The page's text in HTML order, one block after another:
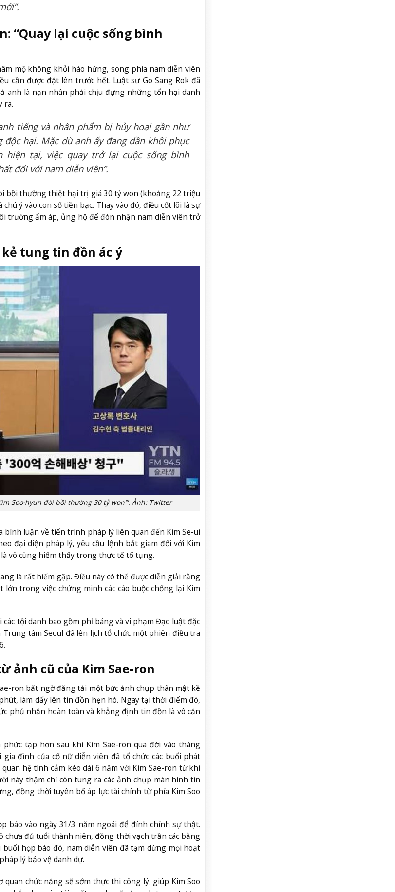
“Quay lại cuộc sống bình
mộ không khỏi hào hứng, song phía nam diễn viên
cần được đặt lên trước hết. Luật sư Go Sang Rok đã
anh là nạn nhân phải chịu đựng những tổn hại danh
ra.
tiếng và nhân phẩm bị hủy hoại gần như
hại. Mặc dù anh ấy đang dần khôi phục
tại, việc quay trở lại cuộc sống bình
đối với nam diễn viên”.
bồi thường thiệt hại trị giá 30 tỷ won (khoảng 22 triệu
ý vào con số tiền bạc. Thay vào đó, điều cốt lõi là sự
trường ấm áp, ủng hộ để đón nhận nam diễn viên trở
tung tin đồn ác ý
Soo-hyun đòi bồi thường 30 tỷ won’”. Ảnh: Twitter
luận về tiến trình pháp lý liên quan đến Kim Se-ui
đại diện pháp lý, yêu cầu lệnh bắt giam đối với Kim
vô cùng hiếm thấy trong thực tế tố tụng.
là rất hiếm gặp. Điều này có thể được diễn giải rằng
trong việc chứng minh các cáo buộc chống lại Kim
tội danh bao gồm phỉ báng và vi phạm Đạo luật đặc
tâm Seoul đã lên lịch tổ chức một phiên điều tra
ảnh cũ của Kim Sae-ron
ron bất ngờ đăng tải một bức ảnh chụp thân mật kề
làm dấy lên tin đồn hẹn hò. Ngay tại thời điểm đó,
phủ nhận hoàn toàn và khẳng định tin đồn là vô căn
tạp hơn sau khi Kim Sae-ron qua đời vào tháng
đình của cố nữ diễn viên đã tổ chức các buổi phát
hệ tình cảm kéo dài 6 năm với Kim Sae-ron từ khi
này thậm chí còn tung ra các ảnh chụp màn hình tin
đồng thời tuyên bố áp lực tài chính từ phía Kim Soo
báo vào ngày 31/3 năm ngoái để đính chính sự thật.
đủ tuổi thành niên, đồng thời vạch trần các bằng
họp báo đó, nam diễn viên đã tạm dừng mọi hoạt
lý bảo vệ danh dự.
chức năng sẽ sớm thực thi công lý, giúp Kim Soo